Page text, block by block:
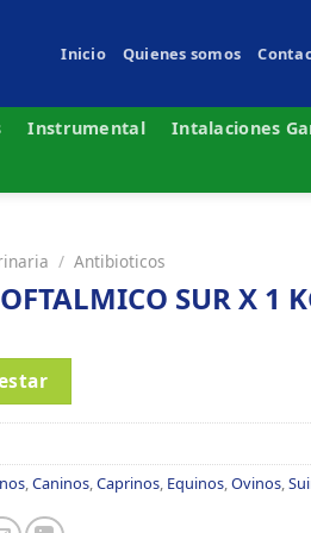
Inicio Quienes somos
Instrumental Intalaciones
/ Antibioticos
SUR X 1
,Caninos,Caprinos, Equinos,Ovinos,